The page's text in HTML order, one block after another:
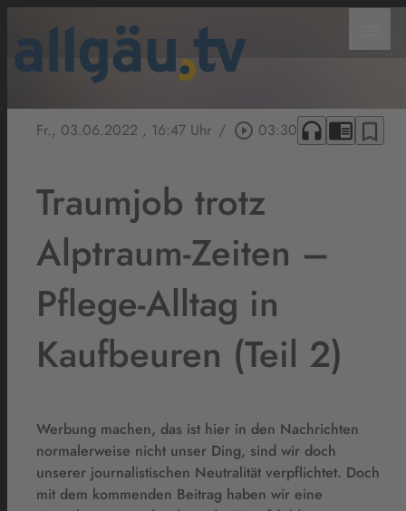
Fr., 03.06.2022 , 16:47 Uhr / play_circle_outline 03:30 headphones chrome_reader_mode bookmark_border
Traumjob trotz
Alptraum-Zeiten –
Pflege-Alltag in
Kaufbeuren (Teil 2)
Werbung machen, das ist hier in den Nachrichten
normalerweise nicht unser Ding, sind wir doch
unserer journalistischen Neutralität verpflichtet. Doch
mit dem kommenden Beitrag haben wir eine